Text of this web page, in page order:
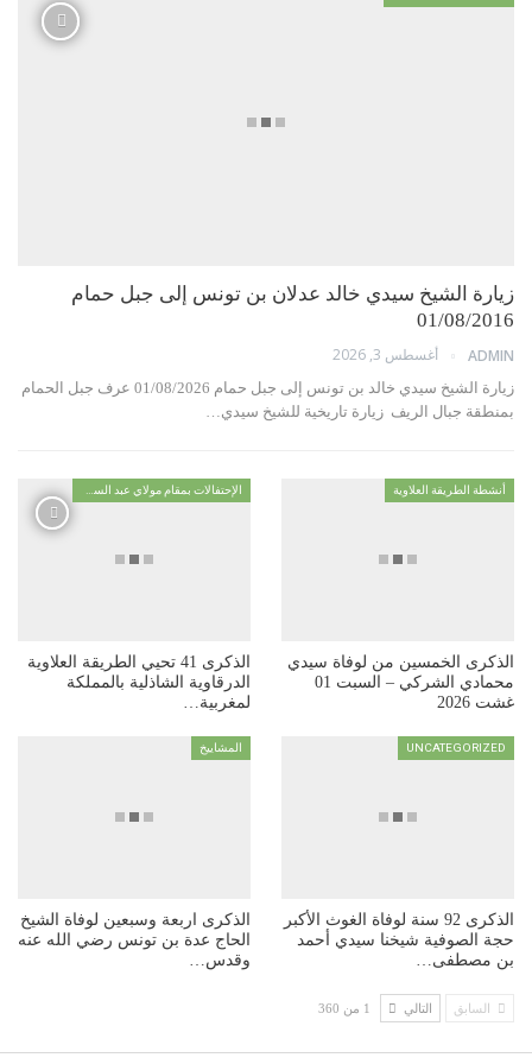
الشيخ سيدي خالد عدلان بن تونس إلى جبل حمام
01/08/
أغسطس 3, 2026
زيارة الشيخ سيدي خالد بن تونس إلى جبل حمام 01/08/2026 عرف جبل الحمام
جبال الريف زيارة تاريخية للشيخ سيدي…
الطريقة العلاوية
الخمسين من لوفاة سيدي
محمادي الشركي – السبت 01
الإحتفالات بمقام مولاي عبد السلام ابن مشيش
الذكرى 41 تحيي الطريقة العلاوية
الدرقاوية الشاذلية بالمملكة
لمغربية…
الذكرى 92 سنة لوفاة الغوث الأكبر
شيخنا سيدي أحمد
الذكرى اربعة وسبعين لوفاة الشيخ
الحاج عدة بن تونس رضي الله عنه
وقدس…
التالي 1 من 360